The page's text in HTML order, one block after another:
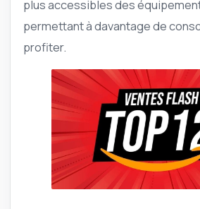
plus accessibles des
permettant à davantage de
profiter.